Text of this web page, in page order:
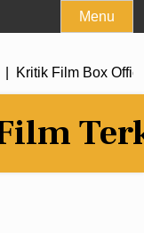
Menu
Film Box Office